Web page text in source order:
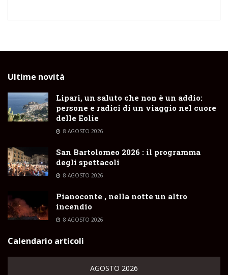
Ultime novità
Lipari, un saluto che non è un addio:
persone e radici di un viaggio nel cuore
delle Eolie
8 AGOSTO 2026
San Bartolomeo 2026 : il programma
degli spettacoli
8 AGOSTO 2026
Pianoconte , nella notte un altro
incendio
8 AGOSTO 2026
Calendario articoli
AGOSTO 2026